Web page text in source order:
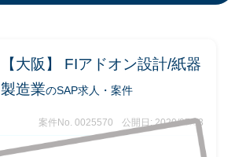
【大阪】 FIアドオン設計/紙器
製造業のSAP求人・案件
案件No. 0025570 公開日: 2020/07/03